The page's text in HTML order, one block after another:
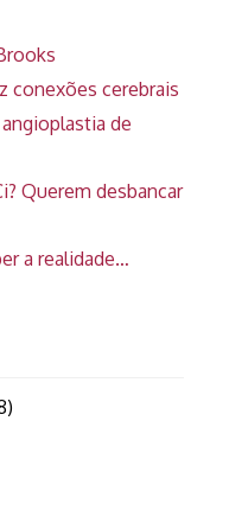
conexões cerebrais
de
Querem desbancar
a realidade…